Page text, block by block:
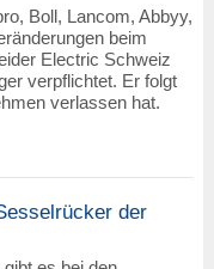
Boll, Lancom, Abbyy,
beim
Electric Schweiz
verpflichtet. Er folgt
verlassen hat.
der